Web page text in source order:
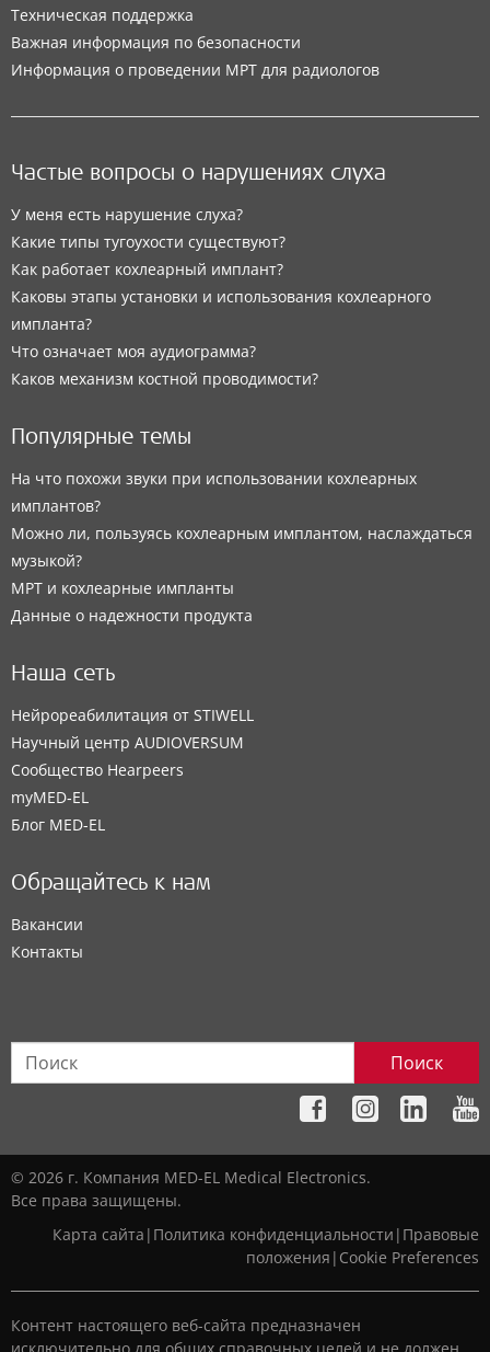
Техническая поддержка
Важная информация по безопасности
Информация о проведении МРТ для радиологов
Частые вопросы о нарушениях слуха
У меня есть нарушение слуха?
Какие типы тугоухости существуют?
Как работает кохлеарный имплант?
Каковы этапы установки и использования кохлеарного
импланта?
Что означает моя аудиограмма?
Каков механизм костной проводимости?
Популярные темы
На что похожи звуки при использовании кохлеарных
имплантов?
Можно ли, пользуясь кохлеарным имплантом, наслаждаться
музыкой?
МРТ и кохлеарные импланты
Данные о надежности продукта
Наша сеть
Нейрореабилитация от STIWELL
Научный центр AUDIOVERSUM
Сообщество Hearpeers
myMED‑EL
Блог MED-EL
Обращайтесь к нам
Вакансии
Контакты
Поиск
© 2026 г. Компания MED-EL Medical Electronics.
Все права защищены.
Карта сайта | Политика конфиденциальности | Правовые
положения | Cookie Preferences
Контент настоящего веб-сайта предназначен